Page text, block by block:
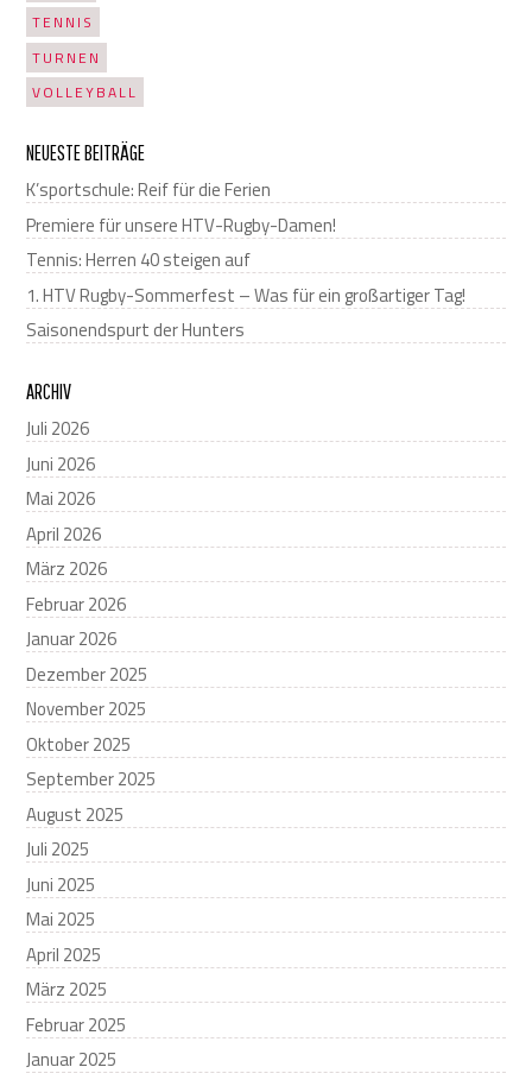
TENNIS
TURNEN
VOLLEYBALL
NEUESTE BEITRÄGE
K’sportschule: Reif für die Ferien
Premiere für unsere HTV-Rugby-Damen!
Tennis: Herren 40 steigen auf
1. HTV Rugby-Sommerfest – Was für ein großartiger Tag!
Saisonendspurt der Hunters
ARCHIV
Juli 2026
Juni 2026
Mai 2026
April 2026
März 2026
Februar 2026
Januar 2026
Dezember 2025
November 2025
Oktober 2025
September 2025
August 2025
Juli 2025
Juni 2025
Mai 2025
April 2025
März 2025
Februar 2025
Januar 2025